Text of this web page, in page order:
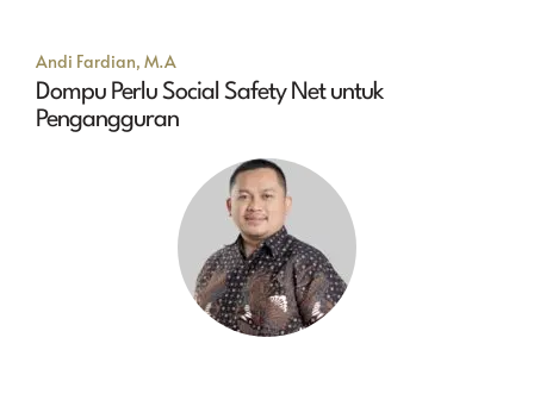
Andi Fardian, M.A
Dompu Perlu Social Safety Net untuk
Pengangguran